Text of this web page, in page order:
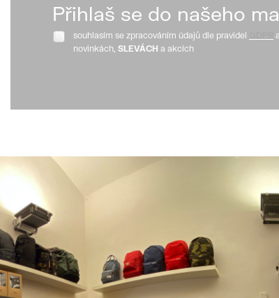
Přihlaš se do našeho
souhlasím se zpracováním údajů dle pravidel
novinkách, SLEVÁCH a akcích